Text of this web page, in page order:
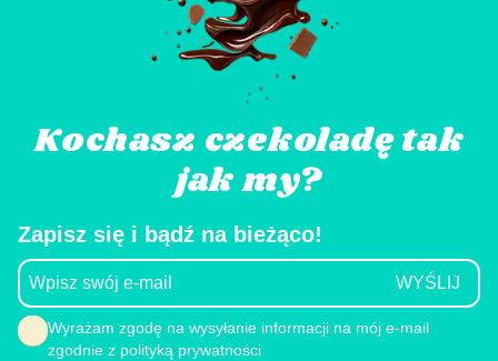
Kochasz czekoladę tak
jak my?
Zapisz się i bądź na bieżąco!
Wyrażam zgodę na wysyłanie informacji na mój e-mail
zgodnie z polityką prywatności